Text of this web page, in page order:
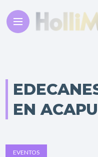
EN
EVENTOS